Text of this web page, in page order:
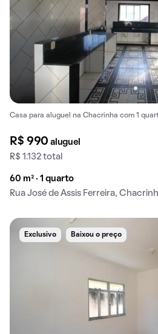
Casa para aluguel na Chacrinha com 1
R$ 990aluguel
R$ 1.132 total
60 m² · 1 quarto
Rua José de Assis Ferreira,
Exclusivo Baixou o preço